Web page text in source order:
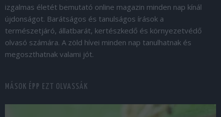
izgalmas életét bemutató online magazin minden nap kínál
újdonságot. Barátságos és tanulságos írások a
természetjáró, állatbarát, kertészkedő és környezetvédő
olvasó számára. A zöld hívei minden nap tanulhatnak és
megoszthatnak valami jót.
MÁSOK ÉPP EZT OLVASSÁK